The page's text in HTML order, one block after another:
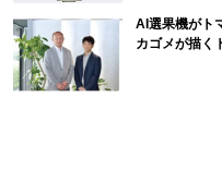
AI選果機がト
カゴメが描く